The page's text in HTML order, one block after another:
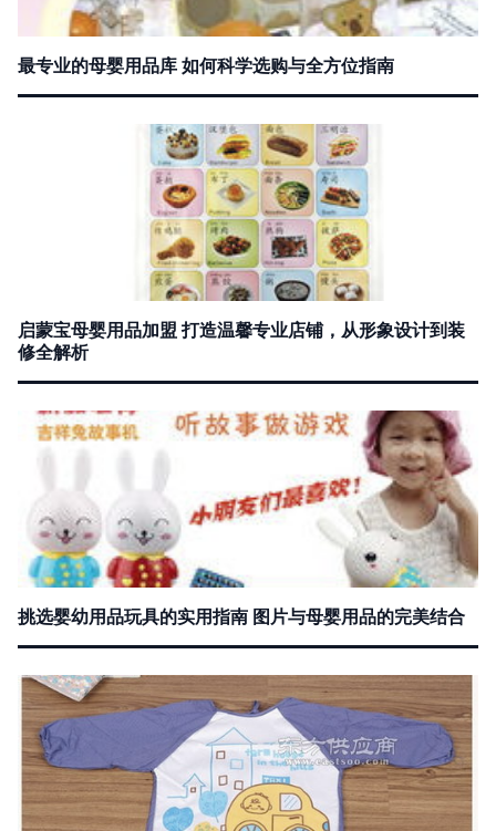
最专业的母婴用品库 如何科学选购与全方位指南
启蒙宝母婴用品加盟 打造温馨专业店铺，从形象设计到装
修全解析
挑选婴幼用品玩具的实用指南 图片与母婴用品的完美结合